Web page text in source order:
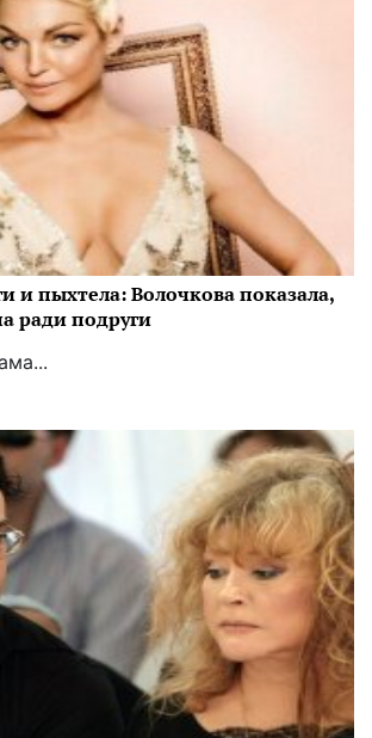
и пыхтела: Волочкова показала,
ради подруги